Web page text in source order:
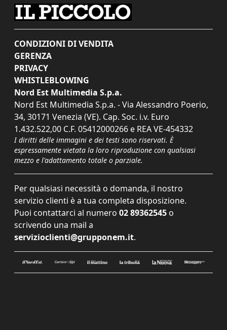
CONDIZIONI DI VENDITA
GERENZA
PRIVACY
WHISTLEBLOWING
Nord Est Multimedia S.p.a.
Nord Est Multimedia S.p.a. - Via Alessandro Poerio,
34, 30171 Venezia (VE). Cap. Soc. i.v. Euro
1.432.522,00 C.F. 05412000266 e REA VE-454332
I diritti delle immagini e dei testi sono riservati. È
espressamente vietata la loro riproduzione con qualsiasi
mezzo e l'adattamento totale o parziale.
Per qualsiasi necessità o domanda, il nostro
servizio clienti è a tua completa disposizione.
Puoi contattarci al numero 02 89362545 o
scrivendo una mail a
servizioclienti@grupponem.it.